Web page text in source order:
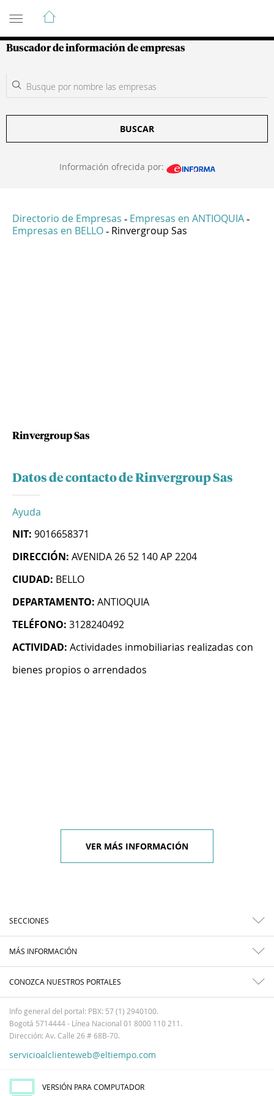
Guía de Empresas Colombianas
Buscador de información de empresas
BUSCAR
Información ofrecida por:
Directorio de Empresas - Empresas en ANTIOQUIA -
Empresas en BELLO - Rinvergroup Sas
Rinvergroup Sas
Datos de contacto de Rinvergroup Sas
Ayuda
NIT: 9016658371
DIRECCIÓN: AVENIDA 26 52 140 AP 2204
CIUDAD: BELLO
DEPARTAMENTO: ANTIOQUIA
TELÉFONO: 3128240492
ACTIVIDAD: Actividades inmobiliarias realizadas con
bienes propios o arrendados
VER MÁS INFORMACIÓN
SECCIONES
MÁS INFORMACIÓN
CONOZCA NUESTROS PORTALES
Info general del portal: PBX: 57 (1) 2940100.
Bogotá 5714444 - Línea Nacional 01 8000 110 211.
Dirección: Av. Calle 26 # 68B-70.
servicioalclienteweb@eltiempo.com
VERSIÓN PARA COMPUTADOR